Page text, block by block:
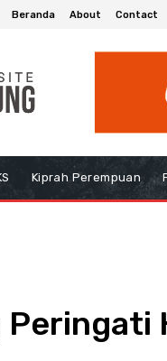
Beranda About Contact
Kiprah Perempuan